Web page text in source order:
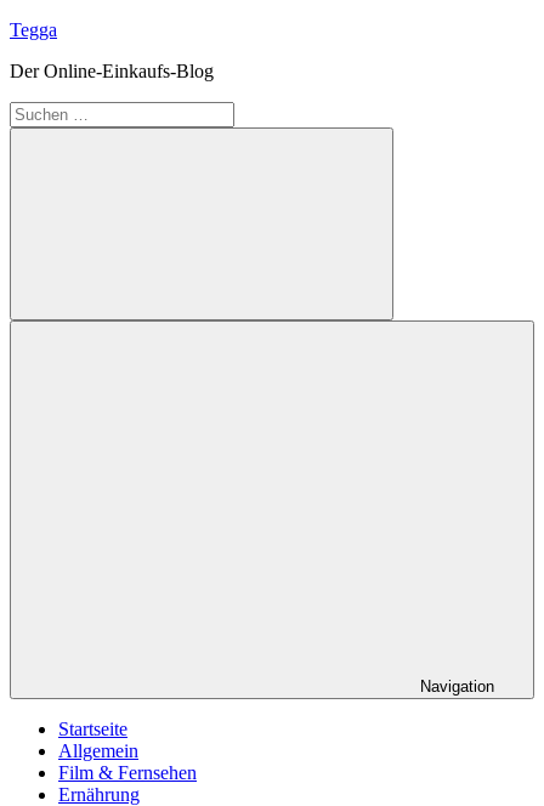
Zum
springen
Tegga
Der Online-Einkaufs-Blog
Suchen
nach:
Suchen
Navigation
Startseite
Allgemein
Film & Fernsehen
Ernährung